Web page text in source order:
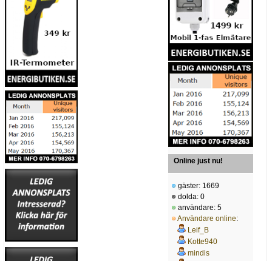
Online just nu!
gäster: 1669
dolda: 0
användare: 5
Användare online:
Leif_B
Kotte940
mindis